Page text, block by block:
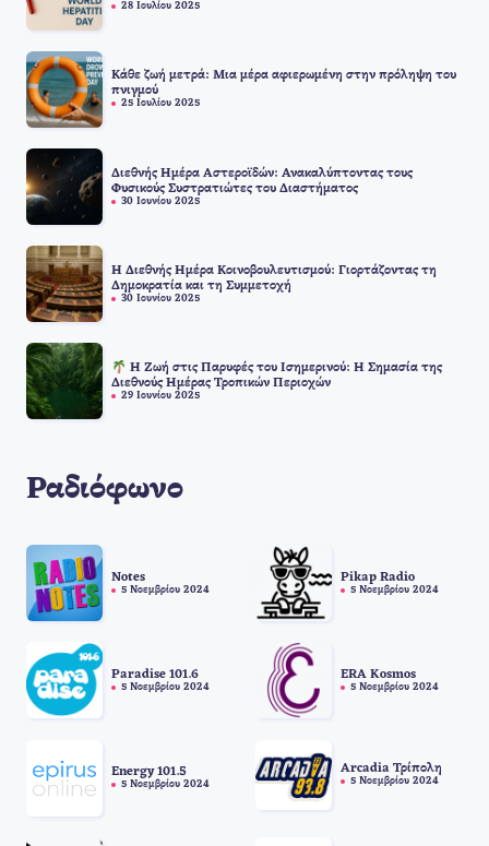
28 Ιουλίου 2025
Κάθε ζωή μετρά: Μια μέρα αφιερωμένη στην πρόληψη του
πνιγμού
25 Ιουλίου 2025
Διεθνής Ημέρα Αστεροϊδών: Ανακαλύπτοντας τους
Φυσικούς Συστρατιώτες του Διαστήματος
30 Ιουνίου 2025
Η Διεθνής Ημέρα Κοινοβουλευτισμού: Γιορτάζοντας τη
Δημοκρατία και τη Συμμετοχή
30 Ιουνίου 2025
Η Ζωή στις Παρυφές του Ισημερινού: Η Σημασία της
Διεθνούς Ημέρας Τροπικών Περιοχών
29 Ιουνίου 2025
Ραδιόφωνο
Notes
5 Νοεμβρίου 2024
Pikap Radio
5 Νοεμβρίου 2024
Paradise 101.6
5 Νοεμβρίου 2024
ERA Kosmos
5 Νοεμβρίου 2024
Energy 101.5
5 Νοεμβρίου 2024
Arcadia Τρίπολη
5 Νοεμβρίου 2024